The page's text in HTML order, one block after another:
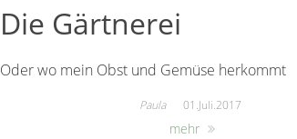
Die Gärtnerei
Oder wo mein Obst und Gemüse herkommt
Paula 01.Juli.2017
mehr